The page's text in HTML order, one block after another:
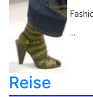
...
Reise